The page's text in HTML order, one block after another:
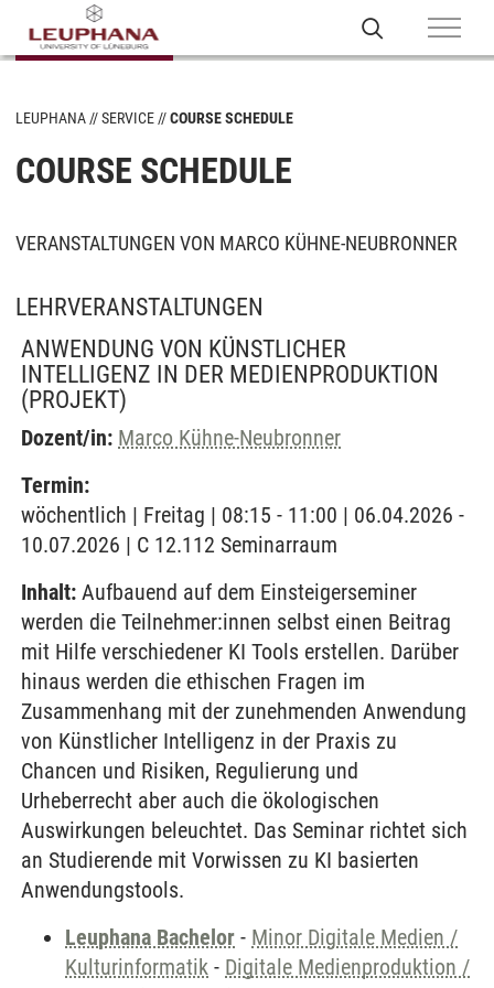
LEUPHANA SERVICE COURSE SCHEDULE
COURSE SCHEDULE
VERANSTALTUNGEN VON MARCO KÜHNE-NEUBRONNER
LEHRVERANSTALTUNGEN
ANWENDUNG VON KÜNSTLICHER
INTELLIGENZ IN DER MEDIENPRODUKTION
(PROJEKT)
Dozent/in: Marco Kühne-Neubronner
Termin:
wöchentlich | Freitag | 08:15 - 11:00 | 06.04.2026 -
10.07.2026 | C 12.112 Seminarraum
Inhalt: Aufbauend auf dem Einsteigerseminer
werden die Teilnehmer:innen selbst einen Beitrag
mit Hilfe verschiedener KI Tools erstellen. Darüber
hinaus werden die ethischen Fragen im
Zusammenhang mit der zunehmenden Anwendung
von Künstlicher Intelligenz in der Praxis zu
Chancen und Risiken, Regulierung und
Urheberrecht aber auch die ökologischen
Auswirkungen beleuchtet. Das Seminar richtet sich
an Studierende mit Vorwissen zu KI basierten
Anwendungstools.
Leuphana Bachelor - Minor Digitale Medien /
Kulturinformatik - Digitale Medienproduktion /